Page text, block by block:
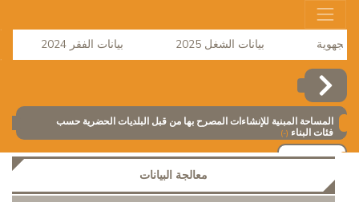
بيانات الشغل 2025 بيانات الفقر 2024
المساحة المبنية للإنشاءات المصرح بها من قبل البلديات الحضرية حسب
فئات البناء (-)
معالجة البيانات